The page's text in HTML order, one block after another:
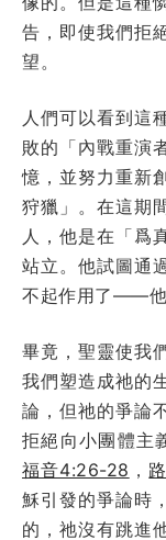
告，即使我們拒
望。
人們可以看到這
敗的「內戰重演
憶，並努力重新
狩獵」。在這期
人，他是在「爲
站立。他試圖通
不起作用了——他
畢竟，聖靈使我
我們塑造成祂的
論，但祂的爭論
拒絕向小團體主
福音4:26-28 ，
穌引發的爭論時
的，祂沒有跳進